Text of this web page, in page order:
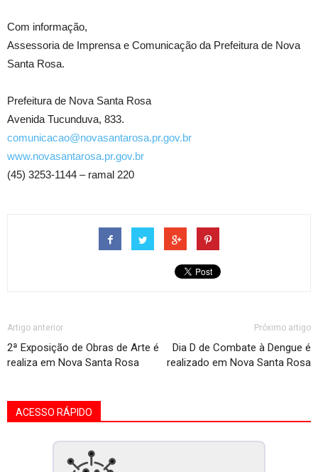
Com informação,
Assessoria de Imprensa e Comunicação da Prefeitura de Nova
Santa Rosa.
Prefeitura de Nova Santa Rosa
Avenida Tucunduva, 833.
comunicacao@novasantarosa.pr.gov.br
www.novasantarosa.pr.gov.br
(45) 3253-1144 – ramal 220
Artigo anterior
2ª Exposição de Obras de Arte é
realiza em Nova Santa Rosa
Próximo artigo
Dia D de Combate à Dengue é
realizado em Nova Santa Rosa
ACESSO RÁPIDO